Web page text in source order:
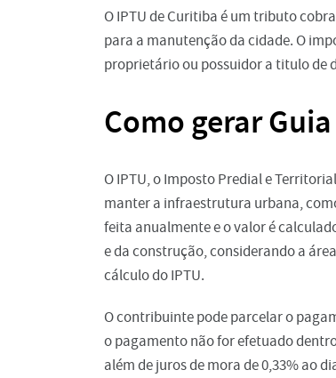
O IPTU de Curitiba é um tributo
para a manutenção da cidade. O
proprietário ou possuidor a titulo de
Como gerar
O IPTU, o Imposto Predial e
manter a infraestrutura urbana,
feita anualmente e o valor é
e da construção, considerando a
cálculo do IPTU.
O contribuinte pode parcelar o
o pagamento não for efetuado
além de juros de mora de 0,33% ao